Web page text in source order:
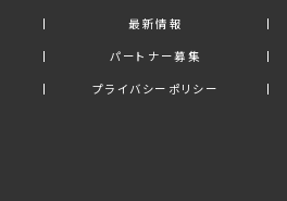
最新情報
パートナー募集
プライバシーポリシー